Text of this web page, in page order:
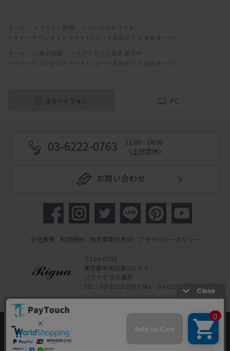
ホーム ライト・照明
ペンダントライト
ティーポ ペンダントライト (シェード乳白ガラス 支柱オーク)
ホーム
展示店舗
リグナテラス東京 展示中
ティーポ ペンダントライト (シェード乳白ガラス 支柱オーク)
スマートフォン PC
03-6222-0763
11:00 - 18:00
（土日定休）
お問い合わせ
会社概要 利用規約 特定商取引表記 プライバシーポリシー
〒104-0033
東京都中央区新川1-9-3
リグナテラス東京
TEL：03-6222-0763 FAX：03-6222-0762
Powered by Watahan Partners Co., Ltd.
当ウェブサイトでは、お客様により良いサービス
をご提供するため、クッキーを利用しています。
サイト利用を継続することにより、クッキーの使
同意する